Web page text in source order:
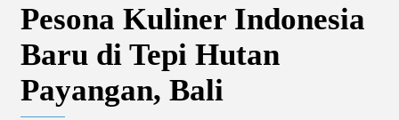
Pesona Kuliner Indonesia
Baru di Tepi Hutan
Payangan, Bali